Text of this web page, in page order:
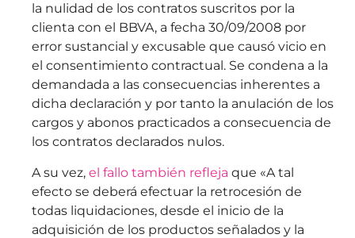
la nulidad de los contratos suscritos por la
clienta con el BBVA, a fecha 30/09/2008 por
error sustancial y excusable que causó vicio en
el consentimiento contractual. Se condena a la
demandada a las consecuencias inherentes a
dicha declaración y por tanto la anulación de los
cargos y abonos practicados a consecuencia de
los contratos declarados nulos.
A su vez, el fallo también refleja que «A tal
efecto se deberá efectuar la retrocesión de
todas liquidaciones, desde el inicio de la
adquisición de los productos señalados y la